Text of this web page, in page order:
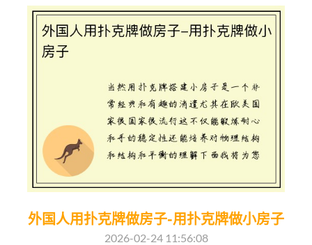
外国人用扑克牌做房子-用扑克牌做小房子
2026-02-24 11:56:08